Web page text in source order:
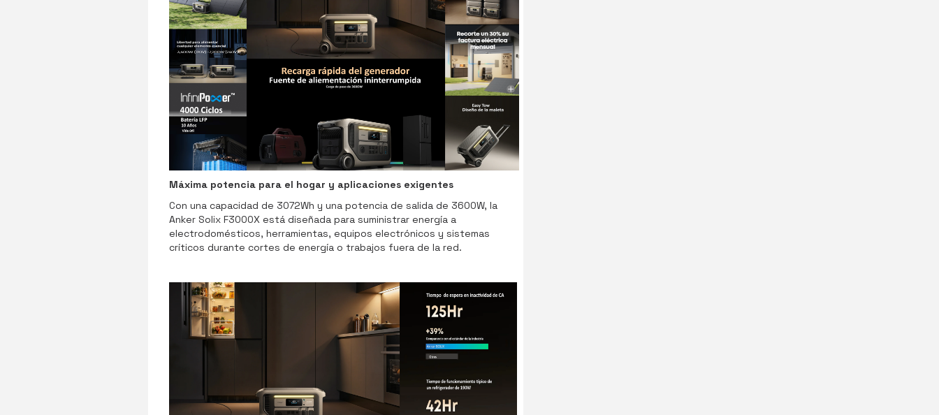
Máxima potencia para el hogar y aplicaciones exigentes
Con una capacidad de 3072Wh y una potencia de salida de 3600W, la
Anker Solix F3000X está diseñada para suministrar energía a
electrodomésticos, herramientas, equipos electrónicos y sistemas
críticos durante cortes de energía o trabajos fuera de la red.